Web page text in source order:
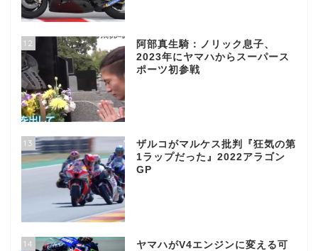
12
阿部真生騎：ノリック息子、
2023年にヤマハからスーパース
ポーツ初参戦
13
ザルコがマルケス批判『狂気の第
1ラップだった』2022アラゴン
GP
14
ヤマハがV4エンジンに変える可